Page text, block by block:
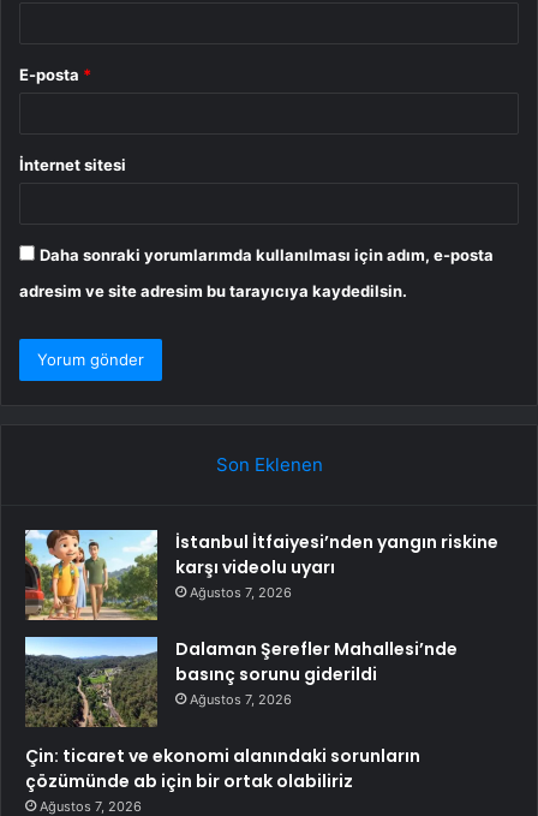
E-posta *
İnternet sitesi
Daha sonraki yorumlarımda kullanılması için adım, e-posta
adresim ve site adresim bu tarayıcıya kaydedilsin.
Son Eklenen
İstanbul İtfaiyesi’nden yangın riskine
karşı videolu uyarı
Ağustos 7, 2026
Dalaman Şerefler Mahallesi’nde
basınç sorunu giderildi
Ağustos 7, 2026
Çin: ticaret ve ekonomi alanındaki sorunların
çözümünde ab için bir ortak olabiliriz
Ağustos 7, 2026